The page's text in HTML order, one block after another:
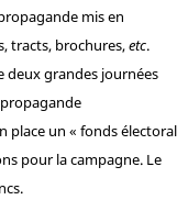
mis en
tracts, brochures,etc.
deux grandes journées
place un « fonds électoral
pour la campagne. Le